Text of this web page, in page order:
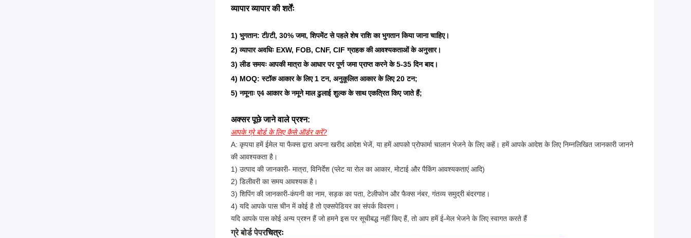
व्यापार व्यापार की शर्तेंः
1) भुगतान: टी/टी, 30% जमा, शिपमेंट से पहले शेष राशि का भुगतान किया जाना चाहिए।
2) व्यापार अवधिः EXW, FOB, CNF, CIF ग्राहक की आवश्यकताओं के अनुसार।
3) लीड समयः आपकी मात्रा के आधार पर पूर्ण जमा प्राप्त करने के 5-35 दिन बाद।
4) MOQ: स्टॉक आकार के लिए 1 टन, अनुकूलित आकार के लिए 20 टन;
5) नमूनाः ए4 आकार के नमूने माल ढुलाई शुल्क के साथ एकत्रित किए जाते हैं;
अक्सर पूछे जाने वाले प्रश्न:
आपके ग्रे बोर्ड के लिए कैसे ऑर्डर करें?
A: कृपया हमें ईमेल या फैक्स द्वारा अपना खरीद आदेश भेजें, या हमें आपको प्रोफार्मा चालान भेजने के लिए कहें। हमें आपके आदेश के लिए निम्नलिखित जानकारी जानने
की आवश्यकता है।
1) उत्पाद की जानकारी- मात्रा, विनिर्देश (प्लेट या रोल का आकार, मोटाई और पैकिंग आवश्यकताएं आदि)
2) डिलीवरी का समय आवश्यक है।
3) शिपिंग की जानकारी-कंपनी का नाम, सड़क का पता, टेलीफोन और फैक्स नंबर, गंतव्य समुद्री बंदरगाह।
4) यदि आपके पास चीन में कोई है तो एक्सपेडियर का संपर्क विवरण।
यदि आपके पास कोई अन्य प्रश्न हैं जो हमने इस पर सूचीबद्ध नहीं किए हैं, तो आप हमें ई-मेल भेजने के लिए स्वागत करते हैं
ग्रे बोर्ड पेपरचित्रः